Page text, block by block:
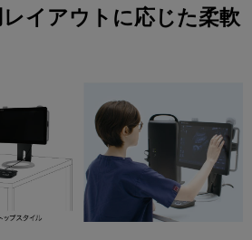
イアウトに応じた柔軟